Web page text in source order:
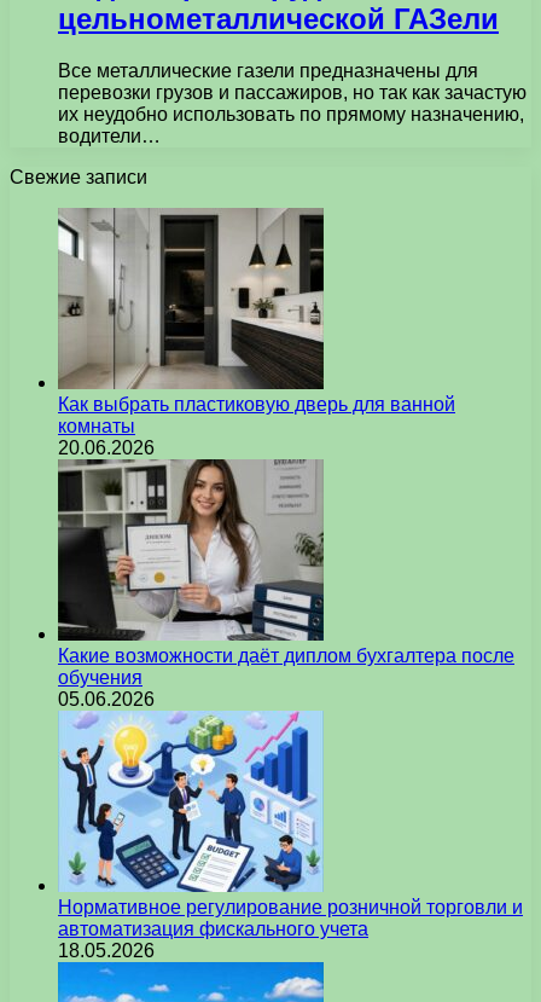
цельнометаллической ГАЗели
Все металлические газели предназначены для
перевозки грузов и пассажиров, но так как зачастую
их неудобно использовать по прямому назначению,
водители…
Свежие записи
Как выбрать пластиковую дверь для ванной
комнаты
20.06.2026
Какие возможности даёт диплом бухгалтера после
обучения
05.06.2026
Нормативное регулирование розничной торговли и
автоматизация фискального учета
18.05.2026